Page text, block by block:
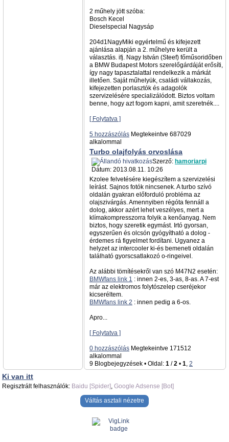
2 műhely jött szóba:
Bosch Kecel
Dieselspecial Nagysáp
204d1NagyMiki egyértelmű és kifejezett
ajánlása alapján a 2. műhelyre került a
választás. ifj. Nagy István (Steef) főműsoridőben
a BMW Budapest Motors szerelőgárdáját erősíti,
így nagy tapasztalattal rendelkezik a márkát
illetően. Saját műhelyük, családi vállakozás,
kifejezetten porlasztók és adagolók
szervizelésére specializálódott. Biztos voltam
benne, hogy azt fogom kapni, amit szeretnék....
[ Folytatva ]
5 hozzászólás Megtekeintve 687029
alkalommal
Turbo olajfolyás orvoslása
Szerző: hamoriarpi
Dátum: 2013.08.11. 10:26
Kzolee felvetésére kiegészítem a szervizelési
leírást. Sajnos fotók nincsenek. A turbo szívó
oldalán gyakran előforduló probléma az
olajszivárgás. Amennyiben régóta fennáll a
dolog, akkor azért lehet veszélyes, mert a
klímakompresszorra folyik a kenőanyag. Nem
biztos, hogy szeretik egymást. Irtó gyorsan,
egyszerűen és olcsón gyógyítható a dolog -
érdemes rá figyelmet fordítani. Ugyanez a
helyzet az intercooler ki-és bemeneti oldalán
található gyorscsatlakozó o-ringeivel.
Az alábbi tömítésekről van szó M47N2 esetén:
BMWfans link 1 : innen 2-es, 3-as, 8-as. A 7-est
már az elektromos folytószelep cseréjekor
kicseréltem.
BMWfans link 2 : innen pedig a 6-os.
Apro...
[ Folytatva ]
0 hozzászólás Megtekeintve 171512
alkalommal
9 Blogbejegyzések • Oldal: 1 /2 • 1, 2
Ki van itt
Regisztrált felhasználók: Baidu [Spider], Google Adsense [Bot]
Váltás asztali nézetre